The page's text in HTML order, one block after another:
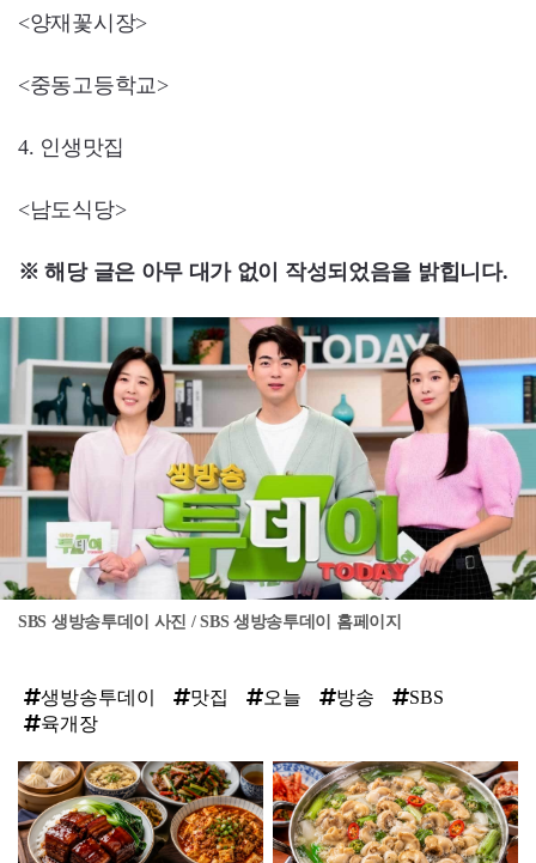
<양재꽃시장>
<중동고등학교>
4. 인생맛집
<남도식당>
※ 해당 글은 아무 대가 없이 작성되었음을 밝힙니다.
SBS 생방송투데이 사진 / SBS 생방송투데이 홈페이지
생방송투데이 맛집 오늘 방송
SBS
육개장
탑
라
인